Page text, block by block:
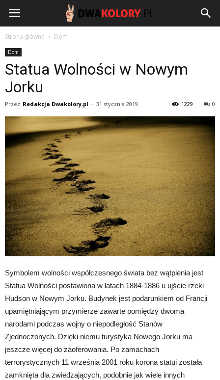
DwaKolory.pl
Strona główna Dom
Dom
Statua Wolności w Nowym
Jorku
Przez Redakcja Dwakolory.pl - 31 stycznia 2019 0
1229
Symbolem wolności współczesnego świata bez wątpienia jest
Statua Wolności postawiona w latach 1884-1886 u ujście rzeki
Hudson w Nowym Jorku. Budynek jest podarunkiem od Francji
upamiętniającym przymierze zawarte pomiędzy dwoma
narodami podczas wojny o niepodległość Stanów
Zjednoczonych. Dzięki niemu turystyka Nowego Jorku ma
jeszcze więcej do zaoferowania. Po zamachach
terrorystycznych 11 września 2001 roku korona statui została
zamknięta dla zwiedzających, podobnie jak wiele innych